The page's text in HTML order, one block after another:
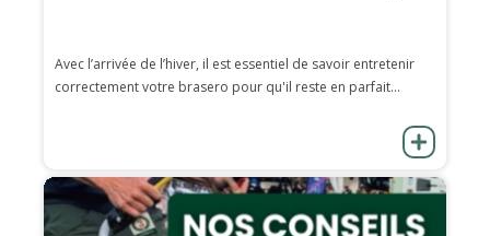
Avec l’arrivée de l’hiver, il est essentiel de savoir entretenir
correctement votre brasero pour qu'il reste en parfait...